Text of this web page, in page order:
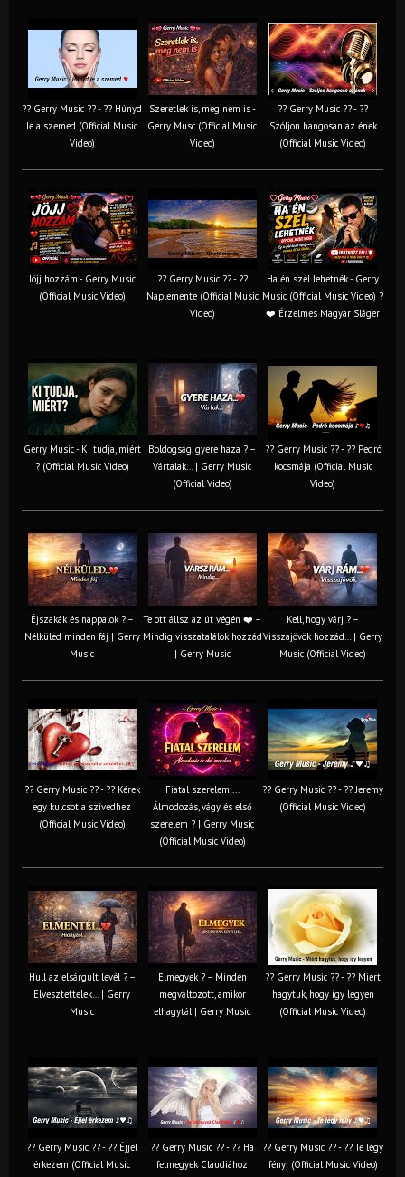
?? Gerry Music ?? - ?? Húnyd
le a szemed (Official Music
Video)
Szeretlek is, meg nem is -
Gerry Musc (Official Music
Video)
?? Gerry Music ?? - ??
Szóljon hangosan az ének
(Official Music Video)
Jöjj hozzám - Gerry Music
(Official Music Video)
?? Gerry Music ?? - ??
Naplemente (Official Music
Video)
Ha én szél lehetnék - Gerry
Music (Official Music Video) ?️
❤️ Érzelmes Magyar Sláger
Gerry Music - Ki tudja, miért
? (Official Music Video)
Boldogság, gyere haza ? –
Vártalak… | Gerry Music
(Official Video)
?? Gerry Music ?? - ?? Pedró
kocsmája (Official Music
Video)
Éjszakák és nappalok ? –
Nélküled minden fáj | Gerry
Music
Te ott állsz az út végén ❤️ –
Mindig visszatalálok hozzád
| Gerry Music
Kell, hogy várj ? –
Visszajövök hozzád… | Gerry
Music (Official Video)
?? Gerry Music ?? - ?? Kérek
egy kulcsot a szívedhez
(Official Music Video)
Fiatal szerelem ...
Álmodozás, vágy és első
szerelem ? | Gerry Music
(Official Music Video)
?? Gerry Music ?? - ?? Jeremy
(Official Music Video)
Hull az elsárgult levél ? –
Elvesztettelek… | Gerry
Music
Elmegyek ? – Minden
megváltozott, amikor
elhagytál | Gerry Music
?? Gerry Music ?? - ?? Miért
hagytuk, hogy így legyen
(Official Music Video)
?? Gerry Music ?? - ?? Éjjel
érkezem (Official Music
?? Gerry Music ?? - ?? Ha
felmegyek Claudiához
?? Gerry Music ?? - ?? Te légy
fény! (Official Music Video)